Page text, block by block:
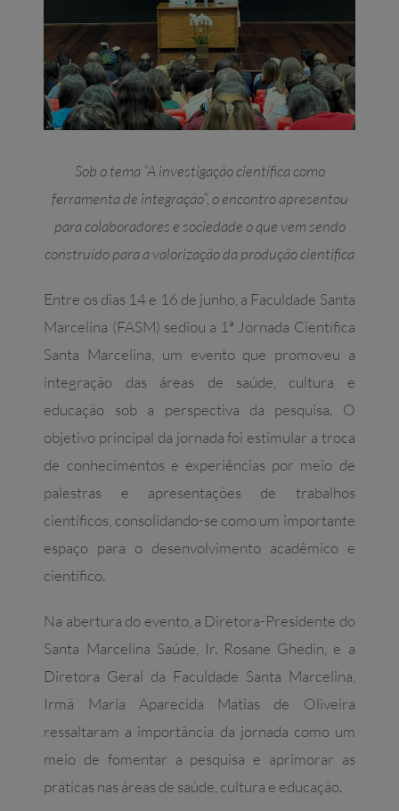
Sob o tema “A investigação científica como
ferramenta de integração”, o encontro apresentou
para colaboradores e sociedade o que vem sendo
construído para a valorização da produção científica
Entre os dias 14 e 16 de junho, a Faculdade Santa
Marcelina (FASM) sediou a 1ª Jornada Científica
Santa Marcelina, um evento que promoveu a
integração das áreas de saúde, cultura e
educação sob a perspectiva da pesquisa. O
objetivo principal da jornada foi estimular a troca
de conhecimentos e experiências por meio de
palestras e apresentações de trabalhos
científicos, consolidando-se como um importante
espaço para o desenvolvimento acadêmico e
científico.
Na abertura do evento, a Diretora-Presidente do
Santa Marcelina Saúde, Ir. Rosane Ghedin, e a
Diretora Geral da Faculdade Santa Marcelina,
Irmã Maria Aparecida Matias de Oliveira
ressaltaram a importância da jornada como um
meio de fomentar a pesquisa e aprimorar as
práticas nas áreas de saúde, cultura e educação.